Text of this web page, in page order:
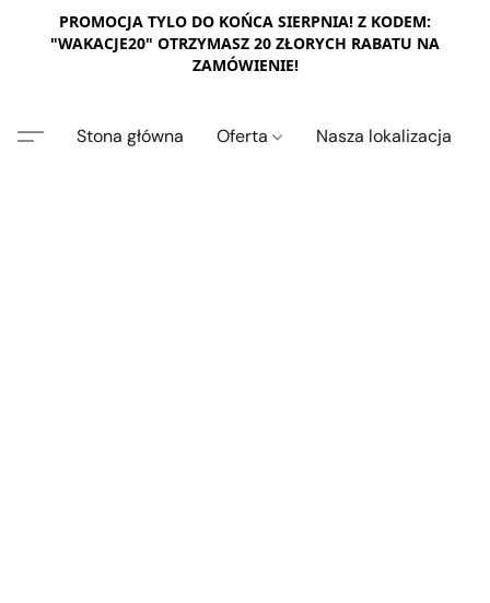
PROMOCJA TYLO DO KOŃCA SIERPNIA! Z KODEM:
"WAKACJE20" OTRZYMASZ 20 ZŁORYCH RABATU NA
ZAMÓWIENIE!
Stona główna Oferta Nasza lokalizacja